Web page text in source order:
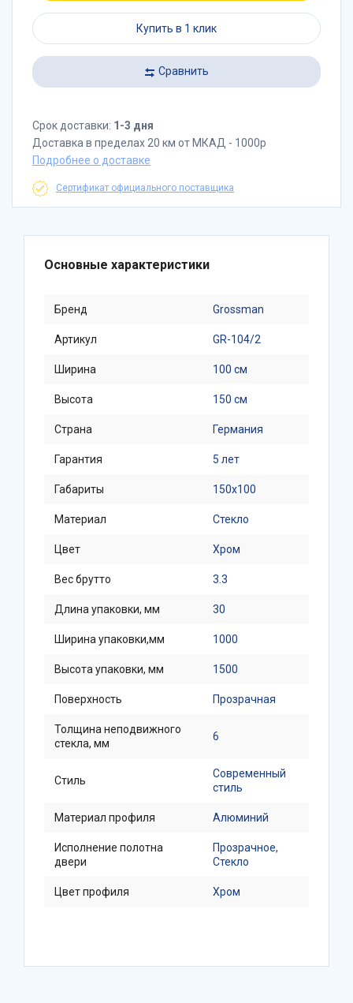
Купить в 1 клик
Сравнить
Срок доставки: 1-3 дня
Доставка в пределах 20 км от МКАД - 1000р
Подробнее о доставке
Сертификат официального поставщика
Основные характеристики
Бренд Grossman
Артикул GR-104/2
Ширина 100 см
Высота 150 см
Страна Германия
Гарантия 5 лет
Габариты 150х100
Материал Стекло
Цвет Хром
Вес брутто 3.3
Длина упаковки, мм 30
Ширина упаковки,мм 1000
Высота упаковки, мм 1500
Поверхность Прозрачная
Толщина неподвижного
стекла, мм
6
Стиль
Современный
стиль
Материал профиля Алюминий
Исполнение полотна
двери
Прозрачное,
Стекло
Цвет профиля Хром